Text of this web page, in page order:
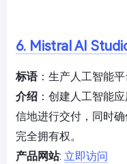
6. Mistral AI
标语：生产人工智能平
介绍 ：创建人工智能
信地进行交付，同时
完全拥有权。
产品网站: 立即访问